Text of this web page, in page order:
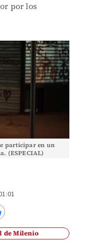
por los
participar en un
(ESPECIAL)
de Milenio